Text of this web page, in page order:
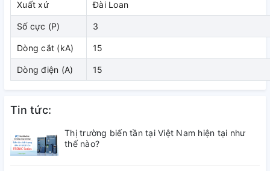
3. Kích thước
( đang cập nhật)
Xuất xứ Đài Loan
Số cực (P) 3
Dòng cắt (kA) 15
Dòng điện (A) 15
Tin tức:
Thị trường biến tần tại Việt Nam hiện tại như
thế nào?